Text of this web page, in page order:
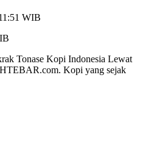
WIB
Tonase Kopi Indonesia Lewat
Kopi yang sejak